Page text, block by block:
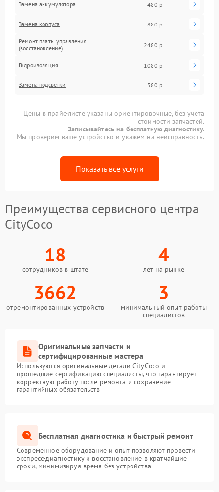
Замена аккумулятора 480 р
Замена корпуса 880 р
Ремонт платы управления
(восстановление)
2480 р
Гидроизоляция 1080 р
Замена подсветки 380 р
Цены в прайс-листе указаны ориентировочные, без учета
стоимости запчастей.
Записывайтесь на бесплатную диагностику.
Мы проверим ваше устройство и укажем на неисправность.
Показать все услуги
Преимущества сервисного центра
CityCoco
18
сотрудников в штате
4
лет на рынке
3662
отремонтированных устройств
3
минимальный опыт работы
специалистов
Оригинальные запчасти и
сертифицированные мастера
Используются оригинальные детали CityCoco и
прошедшие сертификацию специалисты, что гарантирует
корректную работу после ремонта и сохранение
гарантийных обязательств
Бесплатная диагностика и быстрый ремонт
Современное оборудование и опыт позволяют провести
экспресс-диагностику и восстановление в кратчайшие
сроки, минимизируя время без устройства